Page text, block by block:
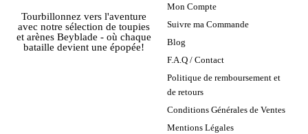
Tourbillonnez vers l'aventure
avec notre sélection de toupies
et arènes Beyblade - où chaque
bataille devient une épopée!
Mon Compte
Suivre ma Commande
Blog
F.A.Q / Contact
Politique de remboursement et
de retours
Conditions Générales de Ventes
Mentions Légales